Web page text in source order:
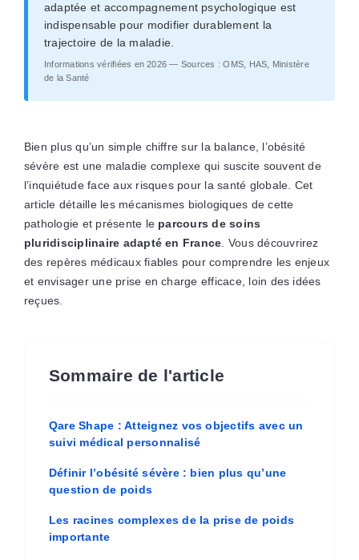
adaptée et accompagnement psychologique est
indispensable pour modifier durablement la
trajectoire de la maladie.
Informations vérifiées en 2026 — Sources : OMS, HAS, Ministère
de la Santé
Bien plus qu’un simple chiffre sur la balance, l’obésité
sévère est une maladie complexe qui suscite souvent de
l’inquiétude face aux risques pour la santé globale. Cet
article détaille les mécanismes biologiques de cette
pathologie et présente le parcours de soins
pluridisciplinaire adapté en France . Vous découvrirez
des repères médicaux fiables pour comprendre les enjeux
et envisager une prise en charge efficace, loin des idées
reçues.
Sommaire de l'article
Qare Shape : Atteignez vos objectifs avec un
suivi médical personnalisé
Définir l’obésité sévère : bien plus qu’une
question de poids
Les racines complexes de la prise de poids
importante